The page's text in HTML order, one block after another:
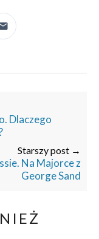
Dlaczego
Starszy post →
Na Majorce z
George Sand